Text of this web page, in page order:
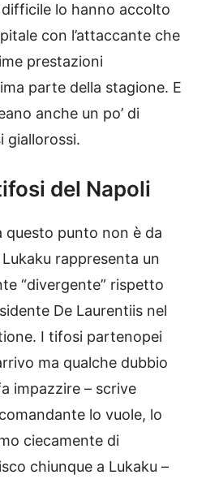
difficile lo hanno accolto
con l’attaccante che
prestazioni
parte della stagione. E
anche un po’ di
giallorossi.
del Napoli
questo punto non è da
rappresenta un
“divergente” rispetto
De Laurentiis nel
I tifosi partenopei
ma qualche dubbio
impazzire – scrive
lo vuole, lo
ciecamente di
chiunque a Lukaku –